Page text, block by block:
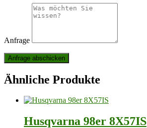
Anfrage
Ähnliche Produkte
Husqvarna 98er 8X57IS